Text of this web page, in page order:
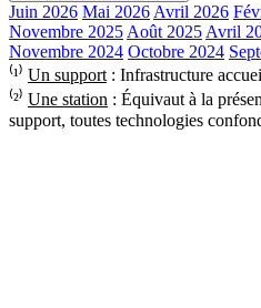
Juin 2026 Mai 2026 Avril 2026
Novembre 2025 Août 2025 Avril
Novembre 2024 Octobre 2024
⁽¹⁾ Un support : Infrastructure
⁽²⁾ Une station : Équivaut à la
support, toutes technologies